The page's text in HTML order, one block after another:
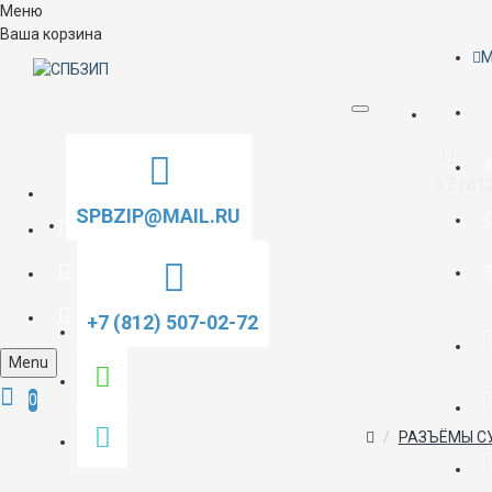
Меню
Ваша корзина
SPBZIP@MAIL.RU
+7 (812) 507-02-72
Menu
0
РАЗЪЁМЫ